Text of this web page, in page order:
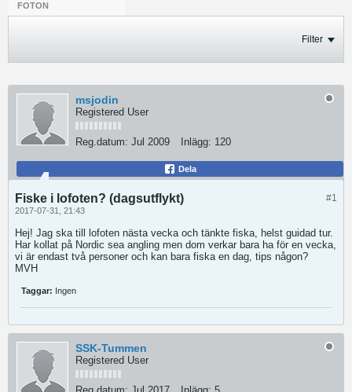
FOTON
Filter
msjodin
Registered User
Reg.datum: Jul 2009 Inlägg: 120
Dela
#1
Fiske i lofoten? (dagsutflykt)
2017-07-31, 21:43
Hej! Jag ska till lofoten nästa vecka och tänkte fiska, helst guidad tur.
Har kollat på Nordic sea angling men dom verkar bara ha för en vecka,
vi är endast två personer och kan bara fiska en dag, tips någon?
MVH
Taggar: Ingen
SSK-Tummen
Registered User